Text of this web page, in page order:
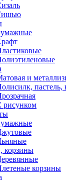
и
пастель,
рисунком
корзины
корзины